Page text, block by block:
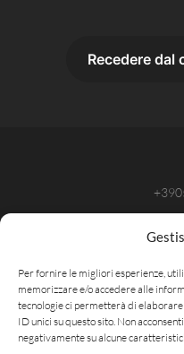
Per fornire le migliori esperienze,
memorizzare e/o accedere alle
tecnologie ci permetterà di
ID unici su questo sito. Non
negativamente su alcune
Pieve